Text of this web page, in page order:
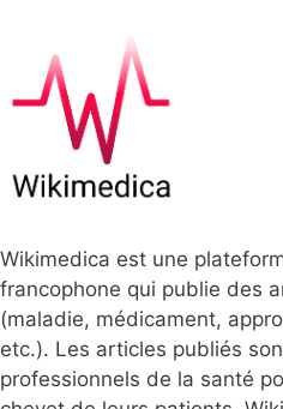
Wikimedica est une
francophone qui publie des
(maladie, médicament,
etc.). Les articles publiés
professionnels de la santé